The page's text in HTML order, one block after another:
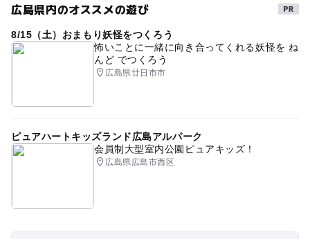
広島県内のオススメの遊び
8/15（土）おまもり妖怪をつくろう
怖いことに一緒に向き合ってくれる妖怪を ね
んど でつくろう
広島県廿日市市
ピュアハートキッズランド広島アルパーク
会員制大型室内公園ピュアキッズ！
広島県広島市西区